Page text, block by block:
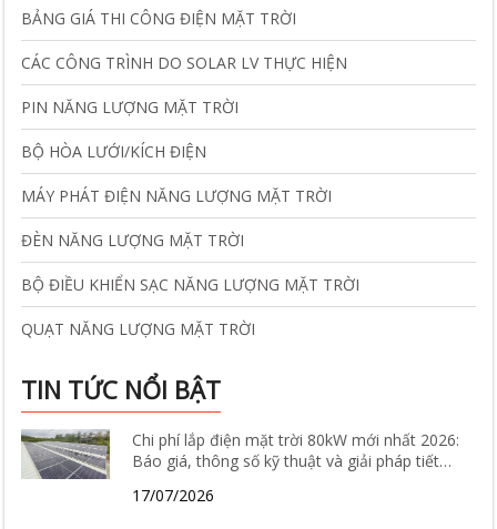
BẢNG GIÁ THI CÔNG ĐIỆN MẶT TRỜI
CÁC CÔNG TRÌNH DO SOLAR LV THỰC HIỆN
PIN NĂNG LƯỢNG MẶT TRỜI
BỘ HÒA LƯỚI/KÍCH ĐIỆN
MÁY PHÁT ĐIỆN NĂNG LƯỢNG MẶT TRỜI
ĐÈN NĂNG LƯỢNG MẶT TRỜI
BỘ ĐIỀU KHIỂN SẠC NĂNG LƯỢNG MẶT TRỜI
QUẠT NĂNG LƯỢNG MẶT TRỜI
TIN TỨC NỔI BẬT
Chi phí lắp điện mặt trời 80kW mới nhất 2026:
Báo giá, thông số kỹ thuật và giải pháp tiết
17/07/2026